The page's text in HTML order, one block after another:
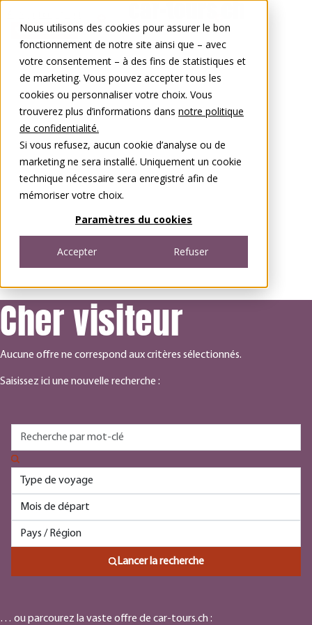
Nous utilisons des cookies pour assurer le bon
fonctionnement de notre site ainsi que – avec
votre consentement – à des fins de statistiques et
de marketing. Vous pouvez accepter tous les
cookies ou personnaliser votre choix. Vous
trouverez plus d’informations dans notre politique
de confidentialité.
Si vous refusez, aucun cookie d’analyse ou de
marketing ne sera installé. Uniquement un cookie
technique nécessaire sera enregistré afin de
mémoriser votre choix.
Paramètres du cookies
Accepter Refuser
0848 00 77 88
Cher visiteur
Aucune offre ne correspond aux critères sélectionnés.
Saisissez ici une nouvelle recherche :
Lancer la recherche
… ou parcourez la vaste offre de car-tours.ch :